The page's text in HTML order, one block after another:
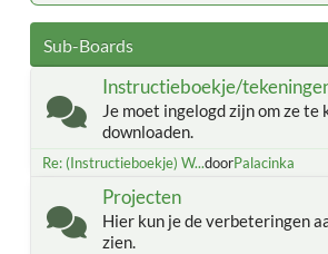
Sub-Boards
Instructieboekje/
Je moet ingelogd zijn om ze te
downloaden.
Re: (Instructieboekje) W...doorPalacinka
Projecten
Hier kun je de verbeteringen
zien.